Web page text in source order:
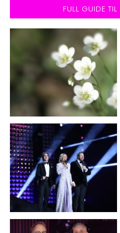
FULL GUIDE